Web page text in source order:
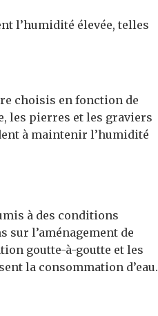
l’humidité élevée, telles
choisis en fonction de
les pierres et les graviers
à maintenir l’humidité
à des conditions
sur l’aménagement de
goutte-à-goutte et les
la consommation d’eau.